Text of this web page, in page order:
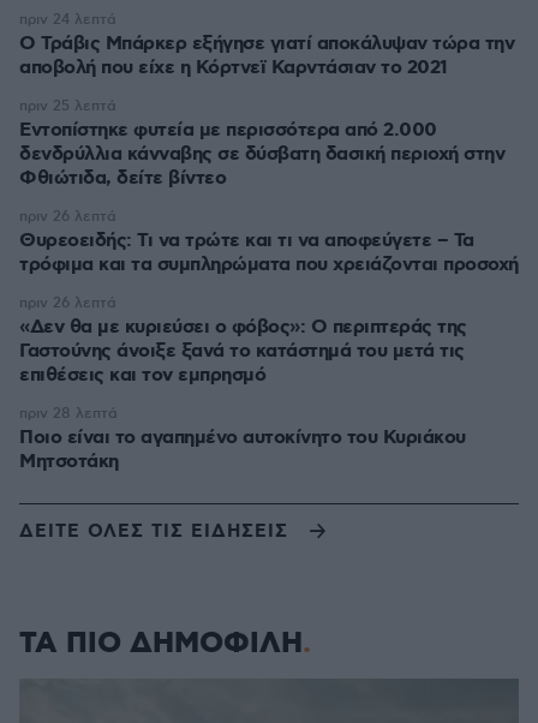
O Τράβις Μπάρκερ εξήγησε γιατί αποκάλυψαν τώρα την
αποβολή που είχε η Κόρτνεϊ Καρντάσιαν το 2021
πριν 24 λεπτά
Εντοπίστηκε φυτεία με περισσότερα από 2.000
δενδρύλλια κάνναβης σε δύσβατη δασική περιοχή στην
Φθιώτιδα, δείτε βίντεο
πριν 25 λεπτά
Θυρεοειδής: Τι να τρώτε και τι να αποφεύγετε – Τα
τρόφιμα και τα συμπληρώματα που χρειάζονται προσοχή
πριν 26 λεπτά
«Δεν θα με κυριεύσει ο φόβος»: Ο περιπτεράς της
Γαστούνης άνοιξε ξανά το κατάστημά του μετά τις
επιθέσεις και τον εμπρησμό
πριν 26 λεπτά
Ποιο είναι το αγαπημένο αυτοκίνητο του Κυριάκου
Μητσοτάκη
πριν 28 λεπτά
ΔΕΙΤΕ ΟΛΕΣ ΤΙΣ ΕΙΔΗΣΕΙΣ
ΤΑ ΠΙΟ ΔΗΜΟΦΙΛΗ